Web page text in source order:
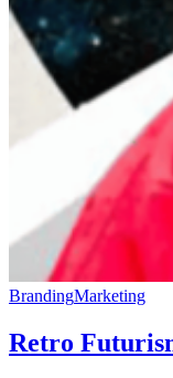
BrandingMarketing
Retro